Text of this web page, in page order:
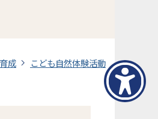
成
こども自然体験活動